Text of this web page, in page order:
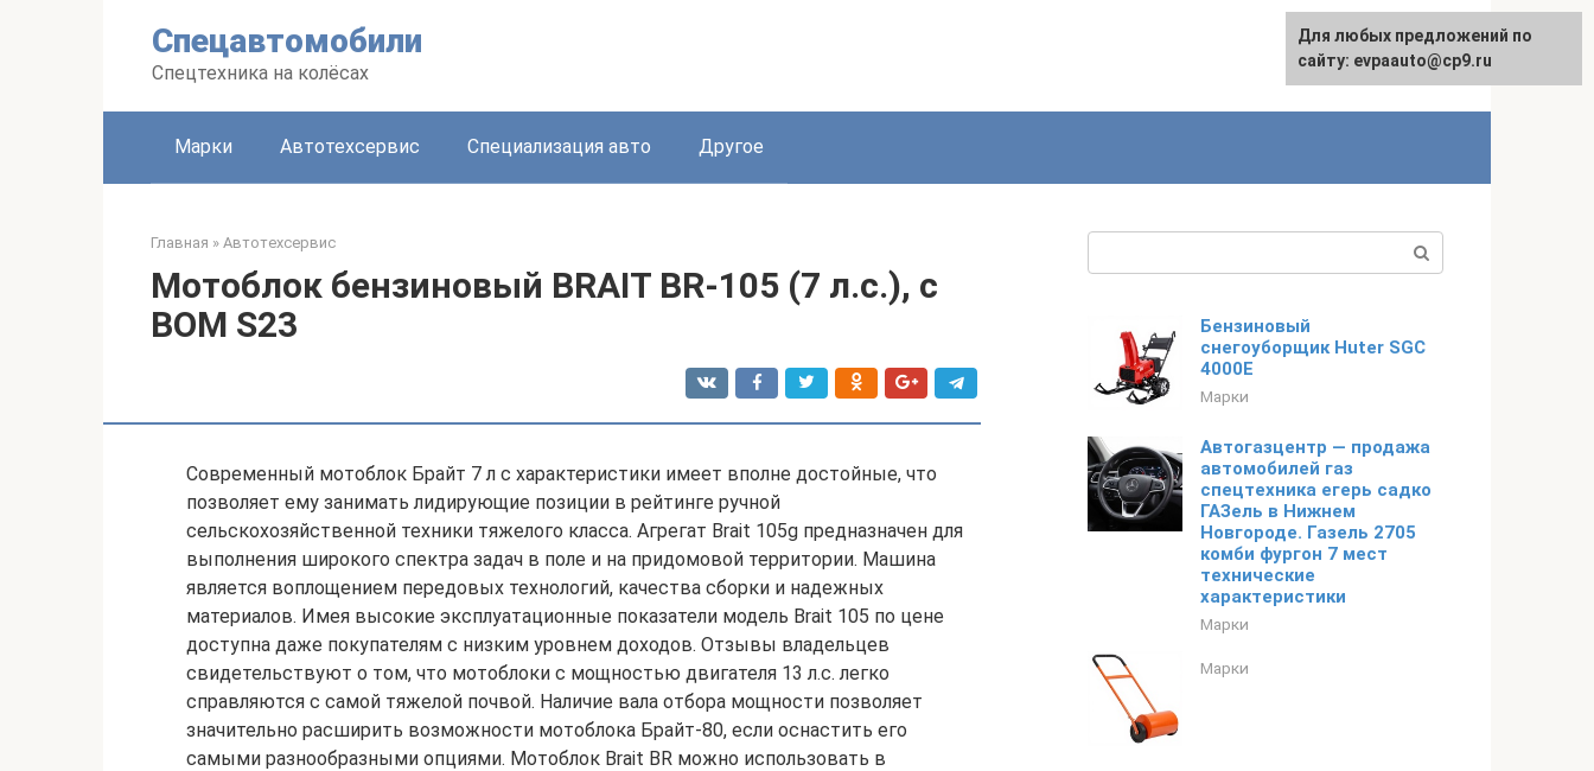
Спецавтомобили
Спецтехника на колёсах
English
Марки Автотехсервис Специализация авто Другое
Главная » Автотехсервис
Мотоблок бензиновый BRAIT BR-105 (7 л.с.), с
ВОМ S23
Современный мотоблок Брайт 7 л с характеристики имеет вполне достойные, что
позволяет ему занимать лидирующие позиции в рейтинге ручной
сельскохозяйственной техники тяжелого класса. Агрегат Brait 105g предназначен для
выполнения широкого спектра задач в поле и на придомовой территории. Машина
является воплощением передовых технологий, качества сборки и надежных
материалов. Имея высокие эксплуатационные показатели модель Brait 105 по цене
доступна даже покупателям с низким уровнем доходов. Отзывы владельцев
свидетельствуют о том, что мотоблоки с мощностью двигателя 13 л.с. легко
справляются с самой тяжелой почвой. Наличие вала отбора мощности позволяет
значительно расширить возможности мотоблока Брайт-80, если оснастить его
самыми разнообразными опциями. Мотоблок Brait BR можно использовать в
Бензиновый
снегоуборщик Huter SGC
4000E
Марки
Автогазцентр — продажа
автомобилей газ
спецтехника егерь садко
ГАЗель в Нижнем
Новгороде. Газель 2705
комби фургон 7 мест
технические
характеристики
Марки
Марки
Для любых предложений по
сайту: evpaauto@cp9.ru